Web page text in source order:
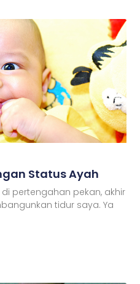
Status Ayah
pertengahan pekan, akhir
tidur saya. Ya